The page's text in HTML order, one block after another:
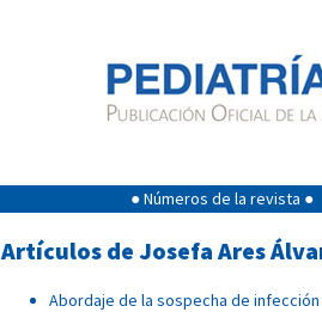
● Números de la revista ●
Artículos de Josefa Ares
Abordaje de la sospecha de